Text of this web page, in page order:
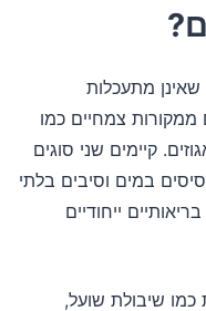
מתעכלות
צמחיים כמו
קיימים שני סוגים
במים וסיבים בלתי
ייחודיים
כמו שיבולת שועל,